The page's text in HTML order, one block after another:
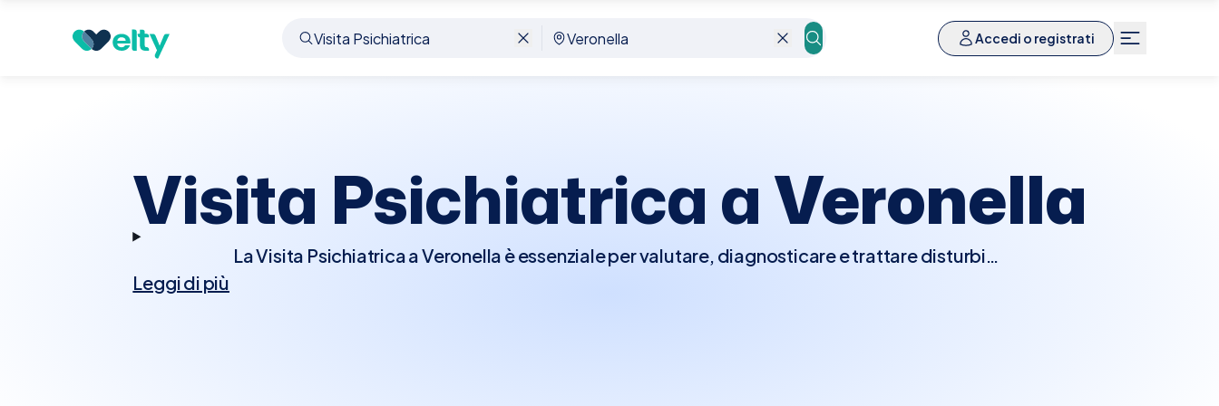
Accedi o registrati
Prenota visita Visita Psichiatrica Veronella
Visita Psichiatrica aVeronella
La Visita Psichiatrica a Veronella è essenziale per valutare, diagnosticare e trattare disturbi
mentali come depressione, ansia, disturbi bipolari, schizofrenia e altre condizioni psichiatriche.
Leggi di più